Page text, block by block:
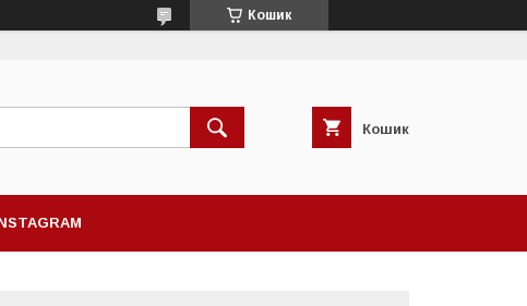
Кошик
Кошик